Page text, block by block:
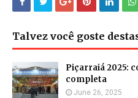
Talvez você goste
Piçarraiá 2025:
completa
June 26, 2025